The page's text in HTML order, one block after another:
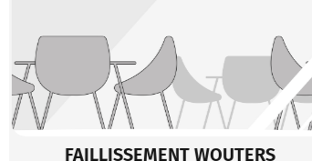
FAILLISSEMENT BELT WEAR EUROPE